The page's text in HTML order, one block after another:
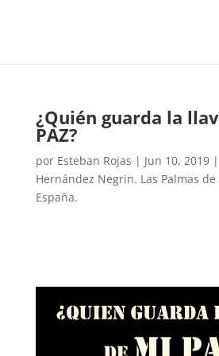
¿Quién guarda la
PAZ?
por Esteban Rojas | Jun 10, 2019|
Hernández Negrin. Las Palmas
España.